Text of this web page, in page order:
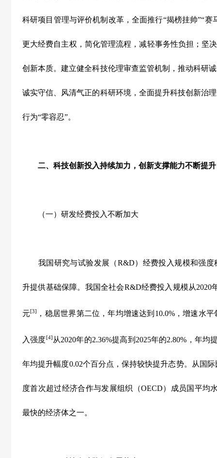
科研项目管理与评价机制改革，全面推行“揭榜挂帅”“赛
更大经费自主权，简化管理流程，减轻事务性负担；坚
创新本质。建立健全科技伦理审查监管机制，推动科研
诚实守信、风清气正的科研环境，全面提升科技创新治
行为“零容忍”。
二、科技创新投入持续加力，创新支撑能力不断提升
（一）研发经费投入不断加大
我国研究与试验发展（R&D）经费投入规模和强
升提供基础保障。我国全社会R&D经费投入规模从2020
元[3] ，稳居世界第二位，年均增速达到 10.0%，增速水平
入强度[4] 从2020年的2.36%提高到 2025年的2.80% ，年均
年均提升幅度0.02个百分点，保持较快提升态势。从国
度首次超过经济合作与发展组织（OECD）成员国平均
最快的经济体之一。